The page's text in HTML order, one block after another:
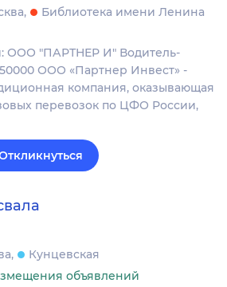
Библиотека имени Ленина
ООО "ПАРТНЕР И" Водитель-
ООО «Партнер Инвест» -
компания, оказывающая
перевозок по ЦФО России,
Кунцевская
объявлений